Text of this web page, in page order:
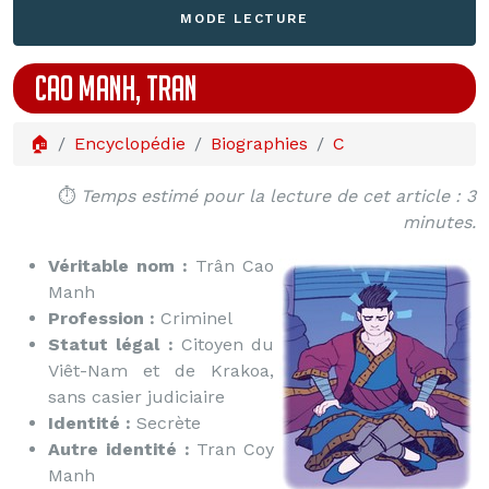
MODE LECTURE
CAO MANH, TRAN
🏠 Encyclopédie Biographies C
⏱️ Temps estimé pour la lecture de cet article : 3
minutes.
Véritable nom : Trân Cao
Manh
Profession : Criminel
Statut légal : Citoyen du
Viêt-Nam et de Krakoa,
sans casier judiciaire
Identité : Secrète
Autre identité : Tran Coy
Manh